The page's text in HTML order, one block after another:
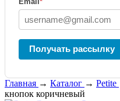
Получать рассылку
Главная → Каталог → Petite
кнопок коричневый